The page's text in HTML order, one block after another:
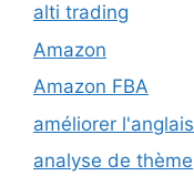
alti trading
Amazon
Amazon FBA
améliorer l'anglais
analyse de thème